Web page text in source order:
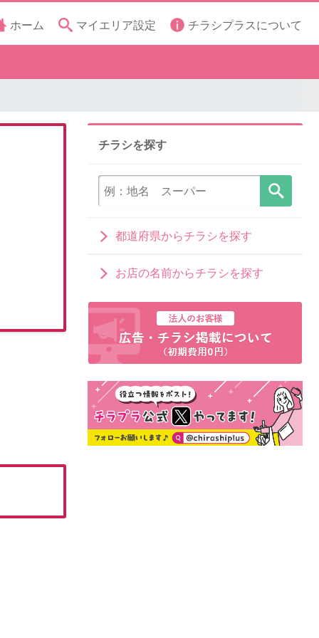
ホーム マイエリア設定 チラシプラスについて
チラシを探す
都道府県からチラシを探す
お店の名前からチラシを探す